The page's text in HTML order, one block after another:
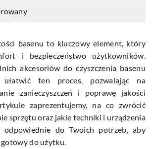
basenu to kluczowy element, który
i bezpieczeństwo użytkowników.
akcesoriów do czyszczenia basenu
ułatwić ten proces, pozwalając na
zanieczyszczeń i poprawę jakości
zaprezentujemy, na co zwrócić
sprzętu oraz jakie techniki i urządzenia
odpowiednie do Twoich potrzeb, aby
gotowy do użytku.